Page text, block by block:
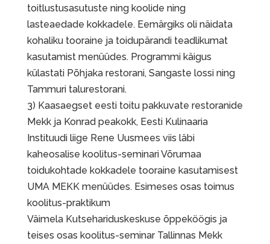
toitlustusasutuste ning koolide ning
lasteaedade kokkadele. Eemärgiks oli näidata
kohaliku tooraine ja toidupärandi teadlikumat
kasutamist menüüdes. Programmi käigus
külastati Põhjaka restorani, Sangaste lossi ning
Tammuri talurestorani.
3) Kaasaegset eesti toitu pakkuvate restoranide
Mekk ja Konrad peakokk, Eesti Kulinaaria
Instituudi liige Rene Uusmees viis läbi
kaheosalise koolitus-seminari Võrumaa
toidukohtade kokkadele tooraine kasutamisest
UMA MEKK menüüdes. Esimeses osas toimus
koolitus-praktikum
Väimela Kutsehariduskeskuse õppeköögis ja
teises osas koolitus-seminar Tallinnas Mekk